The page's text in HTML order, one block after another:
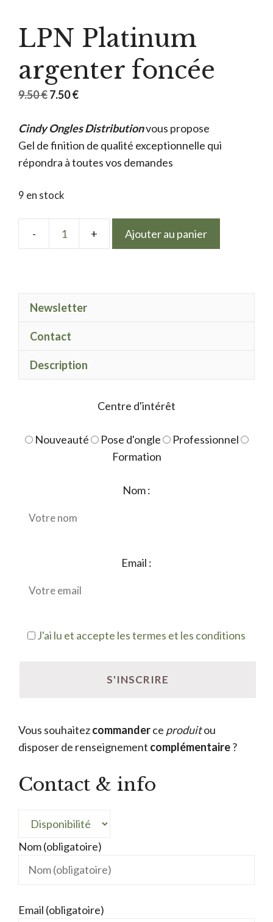
LPN Platinum
argenter foncée
9.50€Le
initial
était :
9.50 €.
7.50€Le
actuel
est :
7.50 €.
Cindy Ongles Distributionvous propose
Gel de finition de qualité exceptionnelle qui
répondra à toutes vos demandes
9 en stock
quantité
Platinum
Ajouter au panier
Newsletter
Contact
Description
Centre d'intérêt
Nouveauté Pose d'ongle
Professionnel
Formation
Nom :
Email :
J'ai lu et accepte les termes et les conditions
Vous souhaitezcommanderce produitou
disposer de renseignement complémentaire?
Contact & info
Nom (obligatoire)
Email (obligatoire)